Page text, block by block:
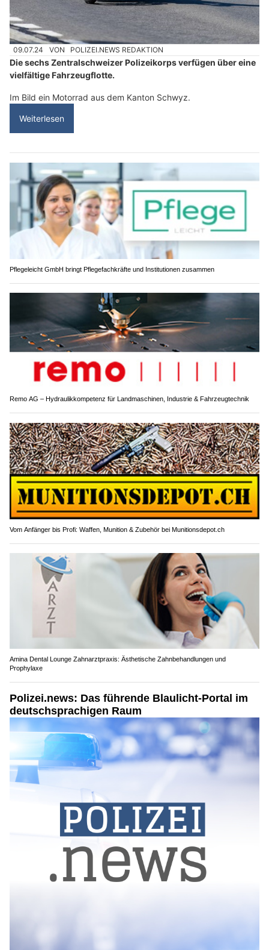
09.07.24 VON POLIZEI.NEWS REDAKTION
Die sechs Zentralschweizer Polizeikorps verfügen über eine
vielfältige Fahrzeugflotte.
Im Bild ein Motorrad aus dem Kanton Schwyz.
Weiterlesen
Pflegeleicht GmbH bringt Pflegefachkräfte und Institutionen zusammen
Remo AG – Hydraulikkompetenz für Landmaschinen, Industrie & Fahrzeugtechnik
Vom Anfänger bis Profi: Waffen, Munition & Zubehör bei Munitionsdepot.ch
Amina Dental Lounge Zahnarztpraxis: Ästhetische Zahnbehandlungen und
Prophylaxe
Polizei.news: Das führende Blaulicht-Portal im
deutschsprachigen Raum